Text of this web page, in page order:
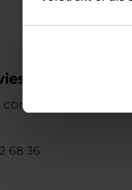
met ons op
68 36